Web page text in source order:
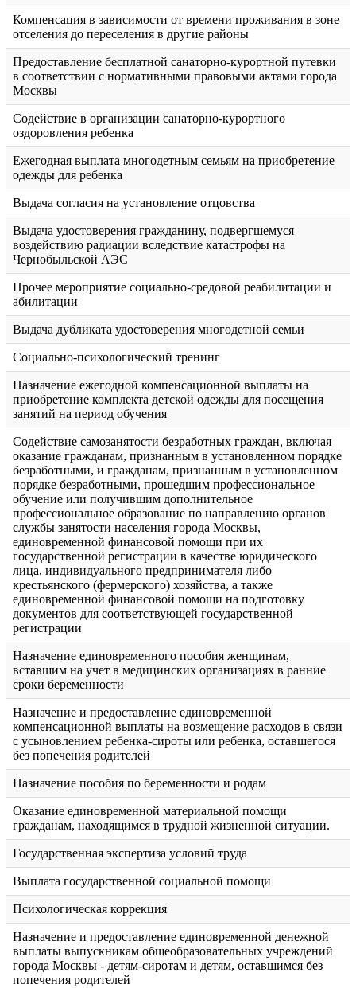
Компенсация в зависимости от времени проживания в зоне
отселения до переселения в другие районы
Предоставление бесплатной санаторно-курортной путевки
в соответствии с нормативными правовыми актами города
Москвы
Содействие в организации санаторно-курортного
оздоровления ребенка
Ежегодная выплата многодетным семьям на приобретение
одежды для ребенка
Выдача согласия на установление отцовства
Выдача удостоверения гражданину, подвергшемуся
воздействию радиации вследствие катастрофы на
Чернобыльской АЭС
Прочее мероприятие социально-средовой реабилитации и
абилитации
Выдача дубликата удостоверения многодетной семьи
Социально-психологический тренинг
Назначение ежегодной компенсационной выплаты на
приобретение комплекта детской одежды для посещения
занятий на период обучения
Содействие самозанятости безработных граждан, включая
оказание гражданам, признанным в установленном порядке
безработными, и гражданам, признанным в установленном
порядке безработными, прошедшим профессиональное
обучение или получившим дополнительное
профессиональное образование по направлению органов
службы занятости населения города Москвы,
единовременной финансовой помощи при их
государственной регистрации в качестве юридического
лица, индивидуального предпринимателя либо
крестьянского (фермерского) хозяйства, а также
единовременной финансовой помощи на подготовку
документов для соответствующей государственной
регистрации
Назначение единовременного пособия женщинам,
вставшим на учет в медицинских организациях в ранние
сроки беременности
Назначение и предоставление единовременной
компенсационной выплаты на возмещение расходов в связи
с усыновлением ребенка-сироты или ребенка, оставшегося
без попечения родителей
Назначение пособия по беременности и родам
Оказание единовременной материальной помощи
гражданам, находящимся в трудной жизненной ситуации.
Государственная экспертиза условий труда
Выплата государственной социальной помощи
Психологическая коррекция
Назначение и предоставление единовременной денежной
выплаты выпускникам общеобразовательных учреждений
города Москвы - детям-сиротам и детям, оставшимся без
попечения родителей